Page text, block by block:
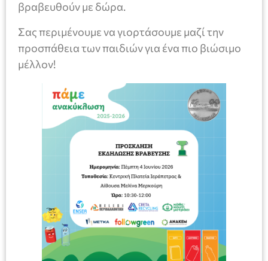
βραβευθούν με δώρα.
Σας περιμένουμε να γιορτάσουμε μαζί την
προσπάθεια των παιδιών για ένα πιο βιώσιμο
μέλλον!